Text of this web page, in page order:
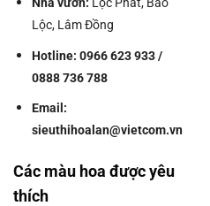
Nhà vườn: Lộc Phát, Bảo
Lộc, Lâm Đồng
Hotline: 0966 623 933 /
0888 736 788
Email:
sieuthihoalan@vietcom.vn
Các màu hoa được yêu
thích